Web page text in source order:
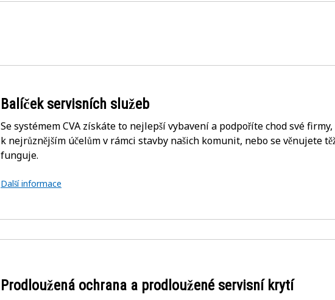
Balíček servisních služeb
Se systémem CVA získáte to nejlepší vybavení a podpoříte chod své
k nejrůznějším účelům v rámci stavby našich komunit, nebo se věnujete
funguje.
Další informace
Prodloužená ochrana a prodloužené servisní krytí